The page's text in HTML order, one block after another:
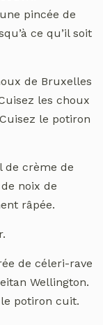
pincée de
ce qu’il soit
de Bruxelles
les choux
le potiron
de crème de
noix de
râpée.
de céleri-rave
Wellington.
potiron cuit.